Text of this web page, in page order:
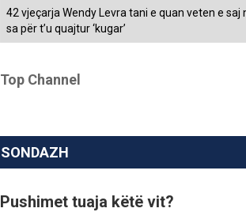
42 vjeçarja Wendy Levra tani e quan veten e
sa për t’u quajtur ‘kugar’
Top Channel
SONDAZH
Pushimet tuaja këtë vit?